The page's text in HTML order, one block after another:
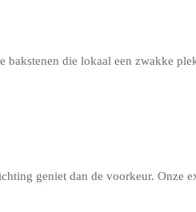
die lokaal een zwakke
geniet dan de voorkeur. Onze